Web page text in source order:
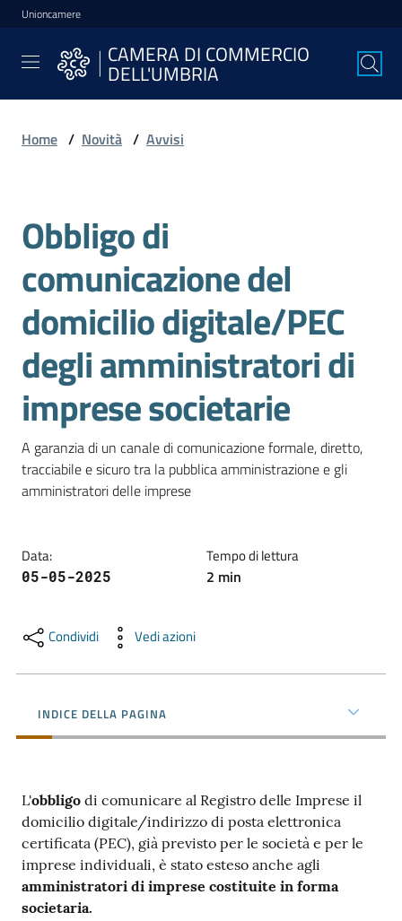
Vai al contenuto
Vai alla navigazione
Vai al footer
Unioncamere
CAMERA DI COMMERCIO
DELL'UMBRIA
CAMERA DI
COMMERCIO
DELL'UMBRIA
Avviare
l'Impresa
Gestire
l'Impresa
Promuovere
l'Impresa
e
l'Impresa
il
Digitale
Ac
Home / Novità / Avvisi
Salta al contenuto
Obbligo di
comunicazione del
domicilio digitale/PEC
degli amministratori di
imprese societarie
A garanzia di un canale di comunicazione formale, diretto,
tracciabile e sicuro tra la pubblica amministrazione e gli
amministratori delle imprese
Data:
05-05-2025
Tempo di lettura
2 min
Condividi Vedi azioni
INDICE DELLA PAGINA
L'obbligo di comunicare al Registro delle Imprese il
domicilio digitale/indirizzo di posta elettronica
certificata (PEC), già previsto per le società e per le
imprese individuali, è stato esteso anche agli
amministratori di imprese costituite in forma
societaria.